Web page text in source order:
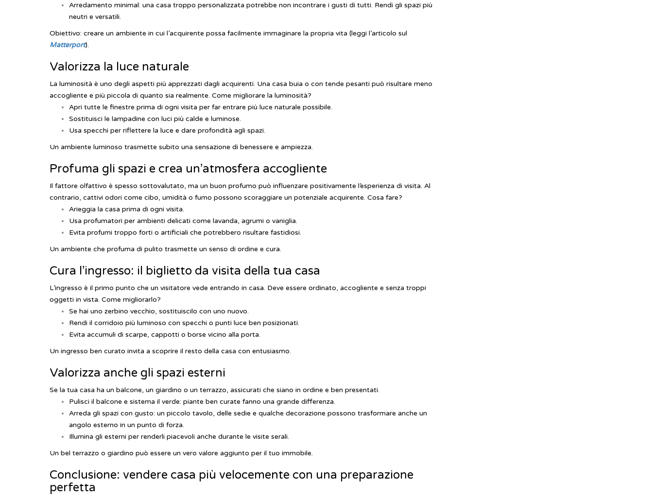
Arredamento minimal: una casa troppo personalizzata potrebbe non incontrare i gusti di tutti. Rendi gli spazi più
neutri e versatili.
Obiettivo: creare un ambiente in cui l’acquirente possa facilmente immaginare la propria vita (leggi l’articolo sul
Matterport).
Valorizza la luce naturale
La luminosità è uno degli aspetti più apprezzati dagli acquirenti. Una casa buia o con tende pesanti può risultare meno
accogliente e più piccola di quanto sia realmente. Come migliorare la luminosità?
Apri tutte le finestre prima di ogni visita per far entrare più luce naturale possibile.
Sostituisci le lampadine con luci più calde e luminose.
Usa specchi per riflettere la luce e dare profondità agli spazi.
Un ambiente luminoso trasmette subito una sensazione di benessere e ampiezza.
Profuma gli spazi e crea un’atmosfera accogliente
Il fattore olfattivo è spesso sottovalutato, ma un buon profumo può influenzare positivamente l’esperienza di visita. Al
contrario, cattivi odori come cibo, umidità o fumo possono scoraggiare un potenziale acquirente. Cosa fare?
Arieggia la casa prima di ogni visita.
Usa profumatori per ambienti delicati come lavanda, agrumi o vaniglia.
Evita profumi troppo forti o artificiali che potrebbero risultare fastidiosi.
Un ambiente che profuma di pulito trasmette un senso di ordine e cura.
Cura l’ingresso: il biglietto da visita della tua casa
L’ingresso è il primo punto che un visitatore vede entrando in casa. Deve essere ordinato, accogliente e senza troppi
oggetti in vista. Come migliorarlo?
Se hai uno zerbino vecchio, sostituiscilo con uno nuovo.
Rendi il corridoio più luminoso con specchi o punti luce ben posizionati.
Evita accumuli di scarpe, cappotti o borse vicino alla porta.
Un ingresso ben curato invita a scoprire il resto della casa con entusiasmo.
Valorizza anche gli spazi esterni
Se la tua casa ha un balcone, un giardino o un terrazzo, assicurati che siano in ordine e ben presentati.
Pulisci il balcone e sistema il verde: piante ben curate fanno una grande differenza.
Arreda gli spazi con gusto: un piccolo tavolo, delle sedie e qualche decorazione possono trasformare anche un
angolo esterno in un punto di forza.
Illumina gli esterni per renderli piacevoli anche durante le visite serali.
Un bel terrazzo o giardino può essere un vero valore aggiunto per il tuo immobile.
Conclusione: vendere casa più velocemente con una preparazione
perfetta